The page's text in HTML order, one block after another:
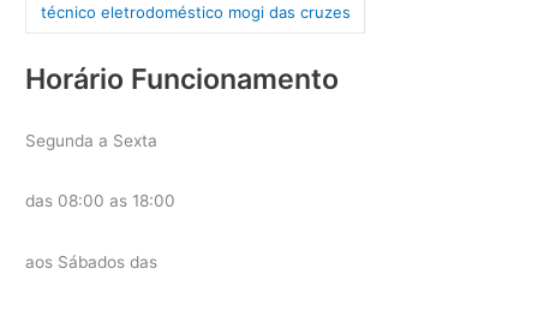
técnico eletrodoméstico mogi das cruzes
Horário Funcionamento
Segunda a Sexta
das 08:00 as 18:00
aos Sábados das